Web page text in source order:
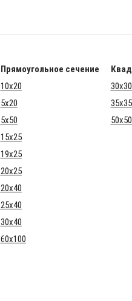
Прямоугольное сечение
10x20
30x30
5x20
35x35
5x50
50x50
15x25
19x25
20x25
20x40
25x40
30x40
60x100